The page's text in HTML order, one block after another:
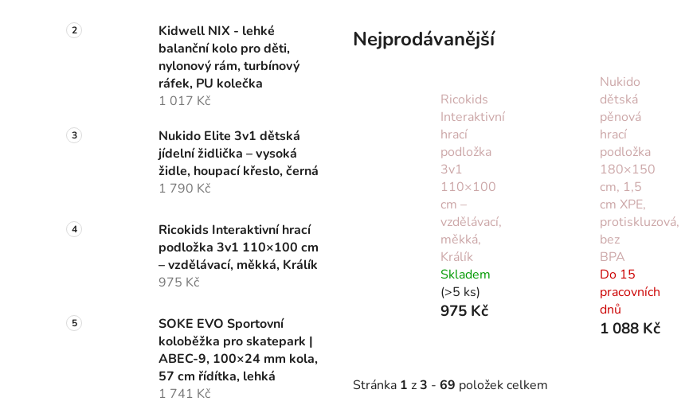
n
e
Kidwell NIX - lehké
balanční kolo pro děti,
nylonový rám, turbínový
ráfek, PU kolečka
1 017 Kč
Nukido Elite 3v1 dětská
jídelní židlička – vysoká
židle, houpací křeslo, černá
1 790 Kč
Ricokids Interaktivní hrací
podložka 3v1 110×100 cm
– vzdělávací, měkká, Králík
975 Kč
SOKE EVO Sportovní
koloběžka pro skatepark |
ABEC-9, 100×24 mm kola,
57 cm řídítka, lehká
1 741 Kč
Nejprodávanější
Ricokids
Interaktivní
hrací
podložka
3v1
110×100
cm –
vzdělávací,
měkká,
Králík
Skladem
(>5 ks)
975 Kč
Nukido
dětská
pěnová
hrací
podložka
180×150
cm, 1,5
cm XPE,
protiskluzová,
bez
BPA
Do 15
pracovních
dnů
1 088 Kč
Stránka 1 z3 - 69 položek celkem